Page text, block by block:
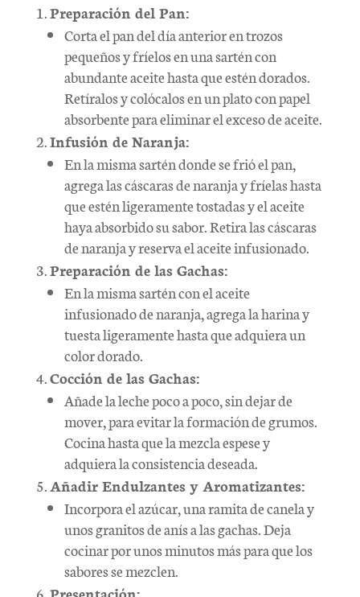
Preparación del Pan:
Corta el pan del día anterior en trozos
pequeños y fríelos en una sartén con
abundante aceite hasta que estén dorados.
Retíralos y colócalos en un plato con papel
absorbente para eliminar el exceso de aceite.
Infusión de Naranja:
En la misma sartén donde se frió el pan,
agrega las cáscaras de naranja y fríelas hasta
que estén ligeramente tostadas y el aceite
haya absorbido su sabor. Retira las cáscaras
de naranja y reserva el aceite infusionado.
Preparación de las Gachas:
En la misma sartén con el aceite
infusionado de naranja, agrega la harina y
tuesta ligeramente hasta que adquiera un
color dorado.
Cocción de las Gachas:
Añade la leche poco a poco, sin dejar de
mover, para evitar la formación de grumos.
Cocina hasta que la mezcla espese y
adquiera la consistencia deseada.
Añadir Endulzantes y Aromatizantes:
Incorpora el azúcar, una ramita de canela y
unos granitos de anís a las gachas. Deja
cocinar por unos minutos más para que los
sabores se mezclen.